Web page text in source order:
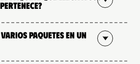
paquetes en un